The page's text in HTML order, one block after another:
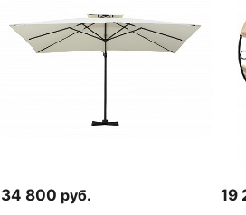
34 800 руб. 19